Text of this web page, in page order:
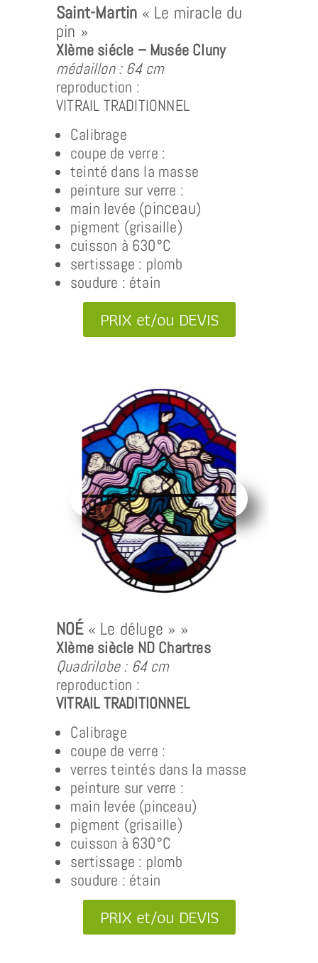
Saint-Martin « Le miracle du
pin »
XIème siécle – Musée Cluny
médaillon : 64 cm
reproduction :
VITRAIL TRADITIONNEL
Calibrage
coupe de verre :
teinté dans la masse
peinture sur verre :
main levée (pinceau)
pigment (grisaille)
cuisson à 630°C
sertissage : plomb
soudure : étain
PRIX et/ou DEVIS
NOÉ « Le déluge » »
XIème siècle ND Chartres
Quadrilobe : 64 cm
reproduction :
VITRAIL TRADITIONNEL
Calibrage
coupe de verre :
verres teintés dans la masse
peinture sur verre :
main levée (pinceau)
pigment (grisaille)
cuisson à 630°C
sertissage : plomb
soudure : étain
PRIX et/ou DEVIS